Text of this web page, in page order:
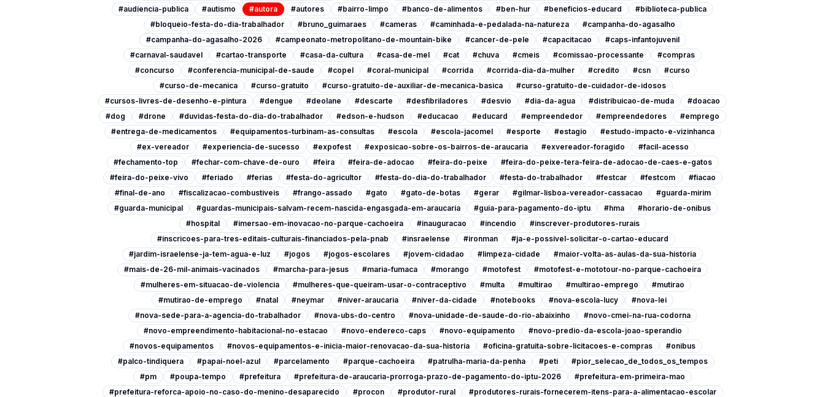
#audiencia-publica
#autismo #autora #autores #bairro-limpo #banco-de-alimentos #ben-hur #beneficios-educard
#biblioteca-publica
#bloqueio-festa-do-dia-trabalhador
#bruno_guimaraes #cameras #caminhada-e-pedalada-na-natureza
#campanha-do-agasalho
#campanha-do-agasalho-2026
#campeonato-metropolitano-de-mountain-bike #cancer-de-pele #capacitacao
#caps-infantojuvenil
#carnaval-saudavel
#cartao-transporte #casa-da-cultura #casa-de-mel #cat #chuva #cmeis #comissao-processante
#compras
#concurso
#conferencia-municipal-de-saude #copel #coral-municipal #corrida #corrida-dia-da-mulher #credito #csn
#curso
#curso-de-mecanica
#curso-gratuito #curso-gratuito-de-auxiliar-de-mecanica-basica
#curso-gratuito-de-cuidador-de-idosos
#cursos-livres-de-desenho-e-pintura
#dengue #deolane #descarte #desfibriladores #desvio #dia-da-agua #distribuicao-de-muda
#doacao
#dog
#drone #duvidas-festa-do-dia-do-trabalhador #edson-e-hudson #educacao #educard #empreendedor #empreendedores
#emprego
#entrega-de-medicamentos
#equipamentos-turbinam-as-consultas #escola #escola-jacomel #esporte #estagio
#estudo-impacto-e-vizinhanca
#ex-vereador
#experiencia-de-sucesso #expofest #exposicao-sobre-os-bairros-de-araucaria #exvereador-foragido
#facil-acesso
#fechamento-top
#fechar-com-chave-de-ouro #feira #feira-de-adocao #feira-do-peixe
#feira-do-peixe-tera-feira-de-adocao-de-caes-e-gatos
#feira-do-peixe-vivo
#feriado #ferias #festa-do-agricultor #festa-do-dia-do-trabalhador #festa-do-trabalhador #festcar #festcom
#fiacao
#final-de-ano
#fiscalizacao-combustiveis #frango-assado #gato #gato-de-botas #gerar #gilmar-lisboa-vereador-cassacao
#guarda-mirim
#guarda-municipal
#guardas-municipais-salvam-recem-nascida-engasgada-em-araucaria #guia-para-pagamento-do-iptu #hma
#horario-de-onibus
#hospital
#imersao-em-inovacao-no-parque-cachoeira #inauguracao #incendio
#inscrever-produtores-rurais
#inscricoes-para-tres-editais-culturais-financiados-pela-pnab
#insraelense #ironman
#ja-e-possivel-solicitar-o-cartao-educard
#jardim-israelense-ja-tem-agua-e-luz
#jogos #jogos-escolares #jovem-cidadao #limpeza-cidade
#maior-volta-as-aulas-da-sua-historia
#mais-de-26-mil-animais-vacinados
#marcha-para-jesus #maria-fumaca #morango #motofest
#motofest-e-mototour-no-parque-cachoeira
#mulheres-em-situacao-de-violencia
#mulheres-que-queiram-usar-o-contraceptivo #multa #multirao #multirao-emprego
#mutirao
#mutirao-de-emprego
#natal #neymar #niver-araucaria #niver-da-cidade #notebooks #nova-escola-lucy
#nova-lei
#nova-sede-para-a-agencia-do-trabalhador
#nova-ubs-do-centro #nova-unidade-de-saude-do-rio-abaixinho
#novo-cmei-na-rua-codorna
#novo-empreendimento-habitacional-no-estacao
#novo-endereco-caps #novo-equipamento
#novo-predio-da-escola-joao-sperandio
#novos-equipamentos
#novos-equipamentos-e-inicia-maior-renovacao-da-sua-historia #oficina-gratuita-sobre-licitacoes-e-compras
#onibus
#palco-tindiquera
#papai-noel-azul #parcelamento #parque-cachoeira #patrulha-maria-da-penha #peti
#pior_selecao_de_todos_os_tempos
#pm
#poupa-tempo #prefeitura #prefeitura-de-araucaria-prorroga-prazo-de-pagamento-do-iptu-2026
#prefeitura-em-primeira-mao
#prefeitura-reforca-apoio-no-caso-do-menino-desaparecido
#procon #produtor-rural
#produtores-rurais-fornecerem-itens-para-a-alimentacao-escolar